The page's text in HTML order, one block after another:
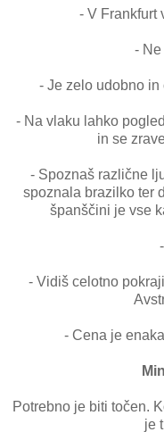
- V Frankfurt
- Ne
- Je zelo udobno
- Na vlaku lahko
in se
- Spoznaš različne
spoznala brazilko ter
španščini je vse
- Vidiš celotno
- Cena je
Potrebno je biti točen.
je